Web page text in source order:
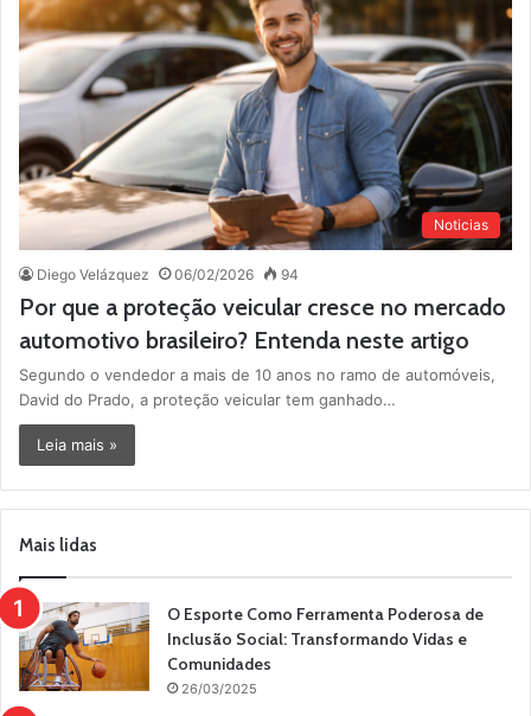
Noticias
Diego Velázquez 06/02/2026 94
Por que a proteção veicular cresce no mercado
automotivo brasileiro? Entenda neste artigo
Segundo o vendedor a mais de 10 anos no ramo de automóveis,
David do Prado, a proteção veicular tem ganhado…
Leia mais »
Mais lidas
O Esporte Como Ferramenta Poderosa de
Inclusão Social: Transformando Vidas e
Comunidades
26/03/2025